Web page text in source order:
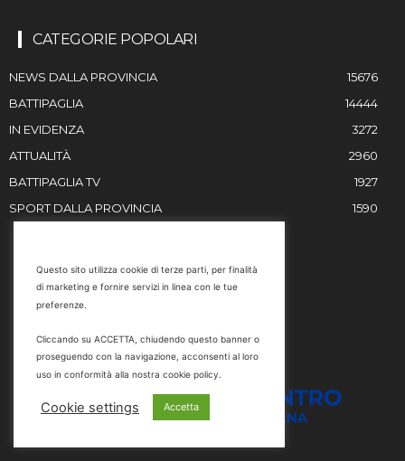
CATEGORIE POPOLARI
NEWS DALLA PROVINCIA
15676
BATTIPAGLIA
14444
IN EVIDENZA
3272
ATTUALITÀ
2960
BATTIPAGLIA TV
1927
SPORT DALLA PROVINCIA
1590
Email
marketing@battipaglia1929.it
carminegaldi@virgilio.it
Questo sito utilizza cookie di terze parti, per finalità
di marketing e fornire servizi in linea con le tue
preferenze.
Cliccando su ACCETTA, chiudendo questo banner o
proseguendo con la navigazione, acconsenti al loro
uso in conformità alla nostra cookie policy.
Cookie settings Accetta